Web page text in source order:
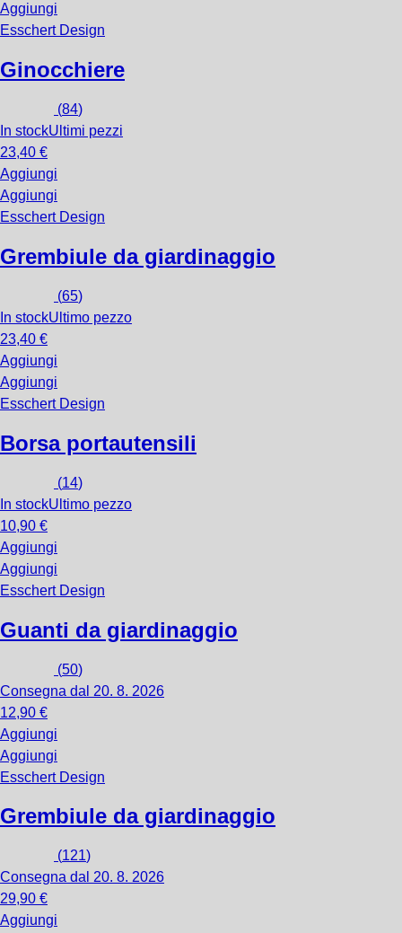
Aggiungi
Esschert Design
Ginocchiere
(84)
In stockUltimi pezzi
23,40 €
Aggiungi
Aggiungi
Esschert Design
Grembiule da giardinaggio
(65)
In stockUltimo pezzo
23,40 €
Aggiungi
Aggiungi
Esschert Design
Borsa portautensili
(14)
In stockUltimo pezzo
10,90 €
Aggiungi
Aggiungi
Esschert Design
Guanti da giardinaggio
(50)
Consegna dal 20. 8. 2026
12,90 €
Aggiungi
Aggiungi
Esschert Design
Grembiule da giardinaggio
(121)
Consegna dal 20. 8. 2026
29,90 €
Aggiungi